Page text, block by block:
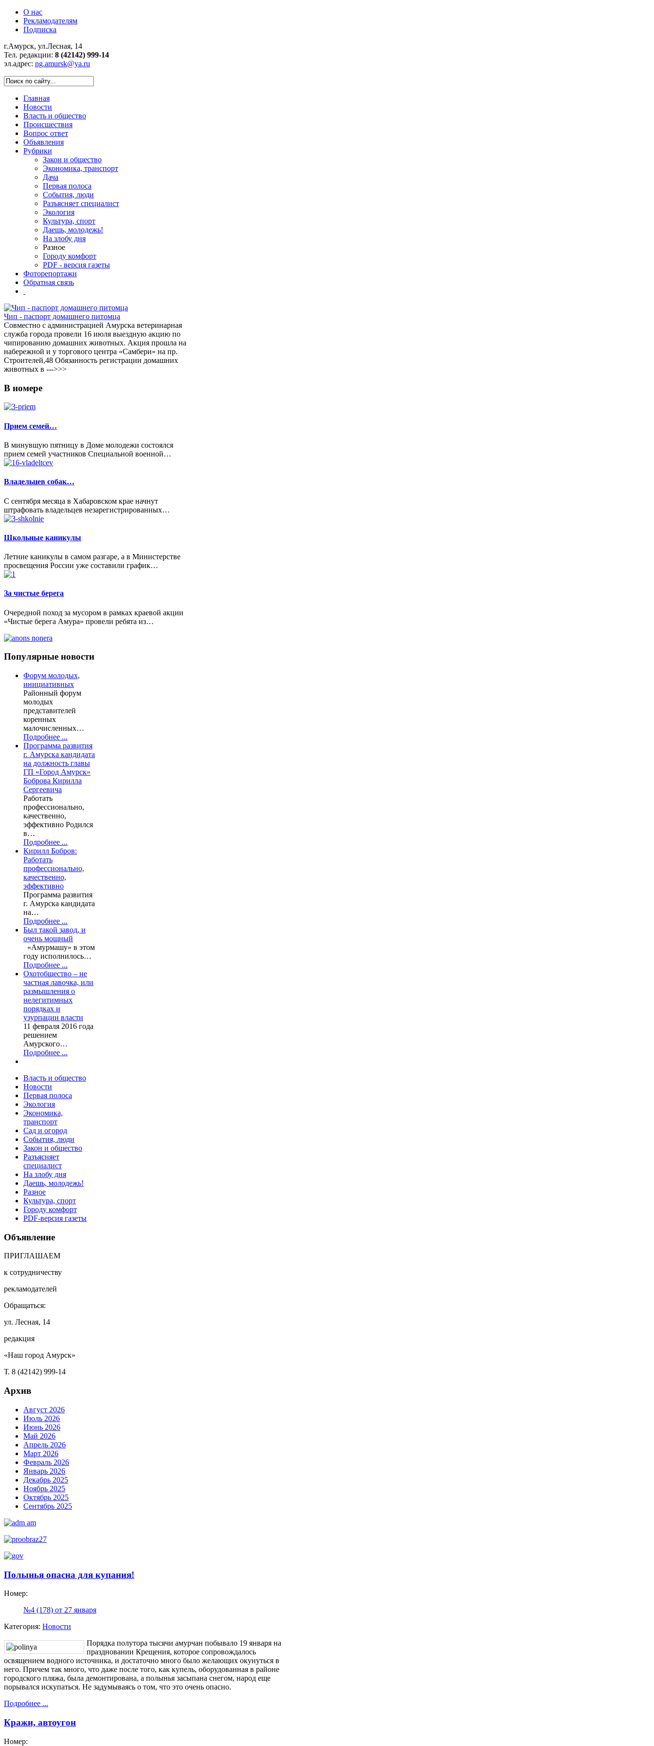
О нас
Рекламодателям
Подписка
г.Амурск, ул.Лесная, 14
Тел. редакции: 8 (42142) 999-14
эл.адрес: ng.amursk@ya.ru
Главная
Новости
Власть и общество
Происшествия
Вопрос ответ
Объявления
Рубрики
Закон и общество
Экономика, транспорт
Дача
Первая полоса
События, люди
Разъясняет специалист
Экология
Культура, спорт
Даешь, молодежь!
На злобу дня
Разное
Городу комфорт
PDF - версия газеты
Фоторепортажи
Обратная связь
Чип - паспорт домашнего питомца
Совместно с администрацией Амурска ветеринарная
служба города провели 16 июля выездную акцию по
чипированию домашних животных. Акция прошла на
набережной и у торгового центра «Самбери» на пр.
Строителей,48 Обязанность регистрации домашних
животных в --->>>
В номере
Прием семей…
В минувшую пятницу в Доме молодежи состоялся
прием семей участников Специальной военной…
Владельцев собак…
С сентября месяца в Хабаровском крае начнут
штрафовать владельцев незарегистрированных…
Школьные каникулы
Летние каникулы в самом разгаре, а в Министерстве
просвещения России уже составили график…
За чистые берега
Очередной поход за мусором в рамках краевой акции
«Чистые берега Амура» провели ребята из…
Популярные новости
Форум молодых,
инициативных
Районный форум
молодых
представителей
коренных
малочисленных…
Подробнее ...
Программа развития
г. Амурска кандидата
на должность главы
ГП «Город Амурск»
Боброва Кирилла
Сергеевича
Работать
профессионально,
качественно,
эффективно Родился
в…
Подробнее ...
Кирилл Бобров:
Работать
профессионально,
качественно,
эффективно
Программа развития
г. Амурска кандидата
на…
Подробнее ...
Был такой завод, и
очень мощный
«Амурмашу» в этом
году исполнилось…
Подробнее ...
Охотобщество – не
частная лавочка, или
размышления о
нелегитимных
порядках и
узурпации власти
11 февраля 2016 года
решением
Амурского…
Подробнее ...
Власть и общество
Новости
Первая полоса
Экология
Экономика,
транспорт
Сад и огород
События, люди
Закон и общество
Разъясняет
специалист
На злобу дня
Даешь, молодежь!
Разное
Культура, спорт
Городу комфорт
PDF-версия газеты
Объявление
ПРИГЛАШАЕМ
к сотрудничеству
рекламодателей
Обращаться:
ул. Лесная, 14
редакция
«Наш город Амурск»
Т. 8 (42142) 999-14
Архив
Август 2026
Июль 2026
Июнь 2026
Май 2026
Апрель 2026
Март 2026
Февраль 2026
Январь 2026
Декабрь 2025
Ноябрь 2025
Октябрь 2025
Сентябрь 2025
Полынья опасна для купания!
Номер:
№4 (178) от 27 января
Категория: Новости
Порядка полутора тысячи амурчан побывало 19 января на
праздновании Крещения, которое сопровождалось
освящением водного источника, и достаточно много было желающих окунуться в
него. Причем так много, что даже после того, как купель, оборудованная в районе
городского пляжа, была демонтирована, а полынья засыпана снегом, народ еще
порывался искупаться. Не задумываясь о том, что это очень опасно.
Подробнее ...
Кражи, автоугон
Номер: